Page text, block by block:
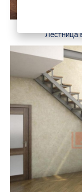
Лестница